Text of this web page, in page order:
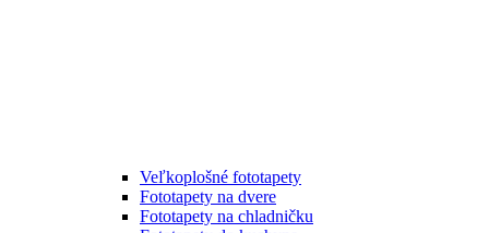
Veľkoplošné fototapety
Fototapety na dvere
Fototapety na chladničku